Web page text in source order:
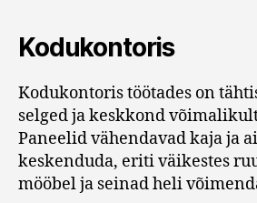
Kodukontoris
Kodukontoris töötades on
selged ja keskkond
Paneelid vähendavad kaja ja
keskenduda, eriti väikestes
mööbel ja seinad heli